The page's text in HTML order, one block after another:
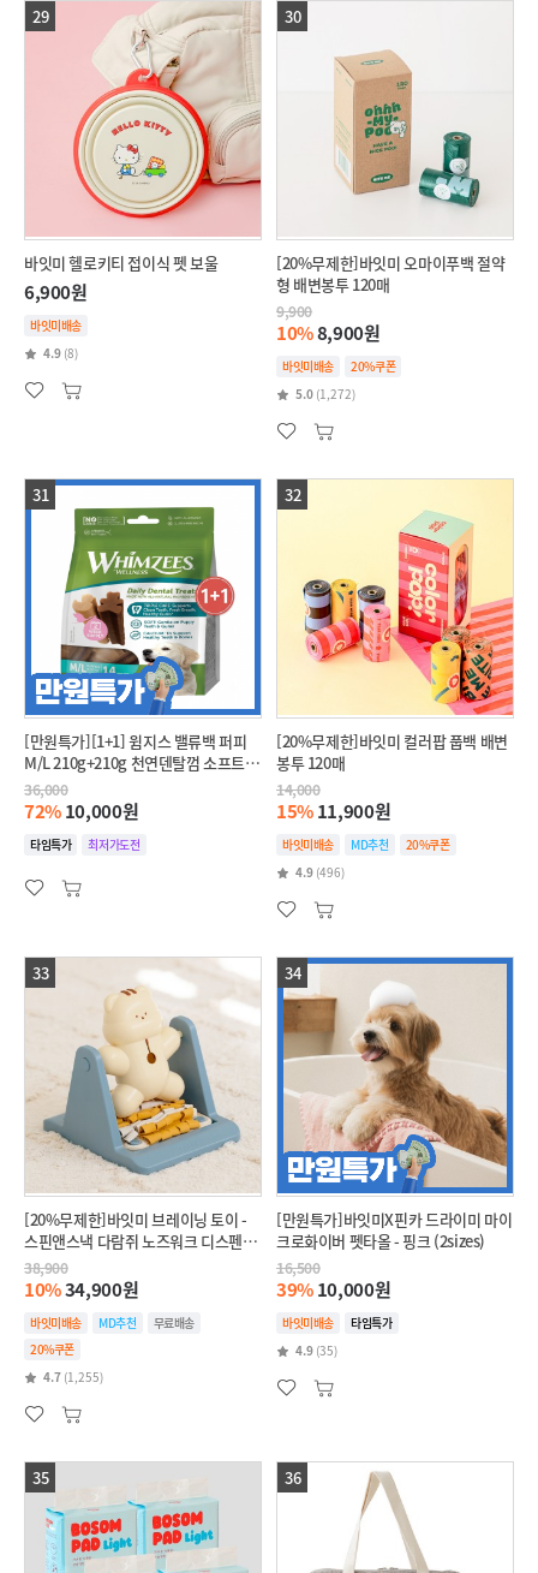
29
바잇미 헬로키티 접이식 펫 보울
6,900원
바잇미배송
4.9 (8)
30
[20%무제한]바잇미 오마이푸백 절약
형 배변봉투 120매
9,900
10%8,900원
바잇미배송
20%쿠폰
5.0 (1,272)
31
[만원특가][1+1] 윔지스 밸류백 퍼피
M/L 210g+210g 천연덴탈껌 소프트타
입
36,000
72%10,000원
타임특가 최저가도전
32
[20%무제한]바잇미 컬러팝 풉백 배변
봉투 120매
14,000
15%11,900원
바잇미배송 MD추천
20%쿠폰
4.9 (496)
33
[20%무제한]바잇미 브레이닝 토이 -
스핀앤스낵 다람쥐 노즈워크 디스펜서
장난감
38,900
10%34,900원
바잇미배송 MD추천
무료배송
20%쿠폰
4.7 (1,255)
34
[만원특가]바잇미X핀카 드라이미 마이
크로화이버 펫타올 - 핑크 (2sizes)
16,500
39%10,000원
바잇미배송
타임특가
4.9 (35)
35 36